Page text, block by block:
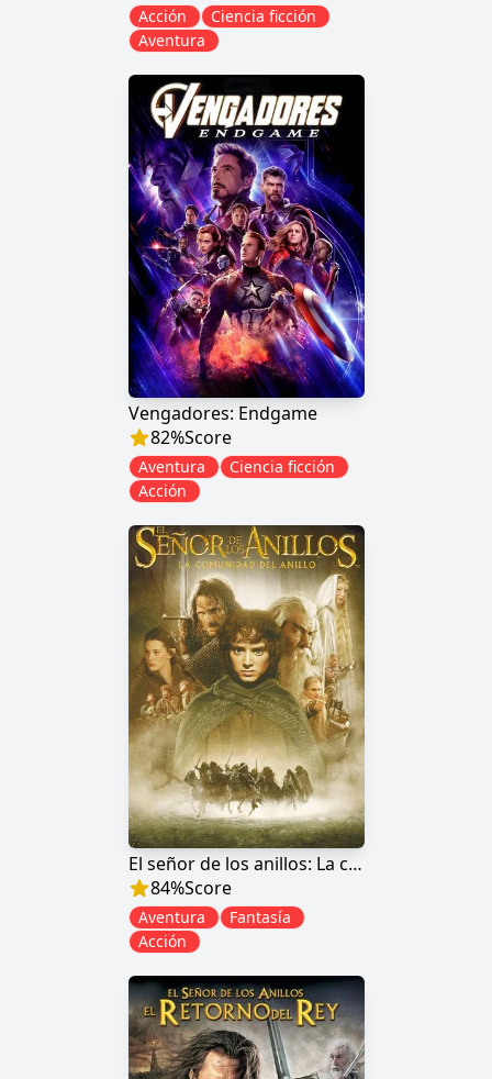
Acción
Ciencia ficción
Aventura
Vengadores: Endgame
82%Score
Aventura
Ciencia ficción
Acción
El señor de los anillos: La comunidad del anillo
84%Score
Aventura
Fantasía
Acción